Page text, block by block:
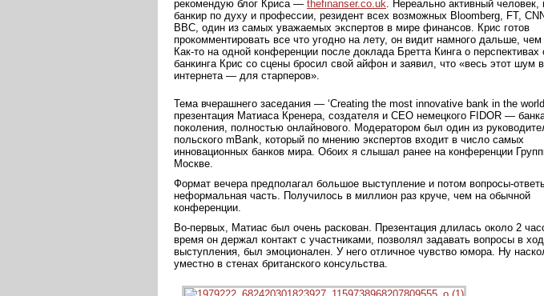
рекомендую блог Криса — thefinanser.co.uk. Нереально активный человек,
банкир по духу и профессии, резидент всех возможных Bloomberg, FT,
BBC, один из самых уважаемых экспертов в мире финансов. Крис готов
прокомментировать все что угодно на лету, он видит намного дальше, чем
Как-то на одной конференции после доклада Бретта Кинга о перспективах
банкинга Крис со сцены бросил свой айфон и заявил, что «весь этот шум
интернета — для старперов».
Тема вчерашнего заседания — ‘Creating the most innovative bank in the
презентация Матиаса Кренера, создателя и СЕО немецкого FIDOR —
поколения, полностью онлайнового. Модератором был один из
польского mBank, который по мнению экспертов входит в число самых
инновационных банков мира. Обоих я слышал ранее на конференции
Москве.
Формат вечера предполагал большое выступление и потом вопросы-
неформальная часть. Получилось в миллион раз круче, чем на обычной
конференции.
Во-первых, Матиас был очень раскован. Презентация длилась около 2
время он держал контакт с участниками, позволял задавать вопросы в
выступления, был эмоционален. У него отличное чувство юмора. Ну
уместно в стенах британского консульства.